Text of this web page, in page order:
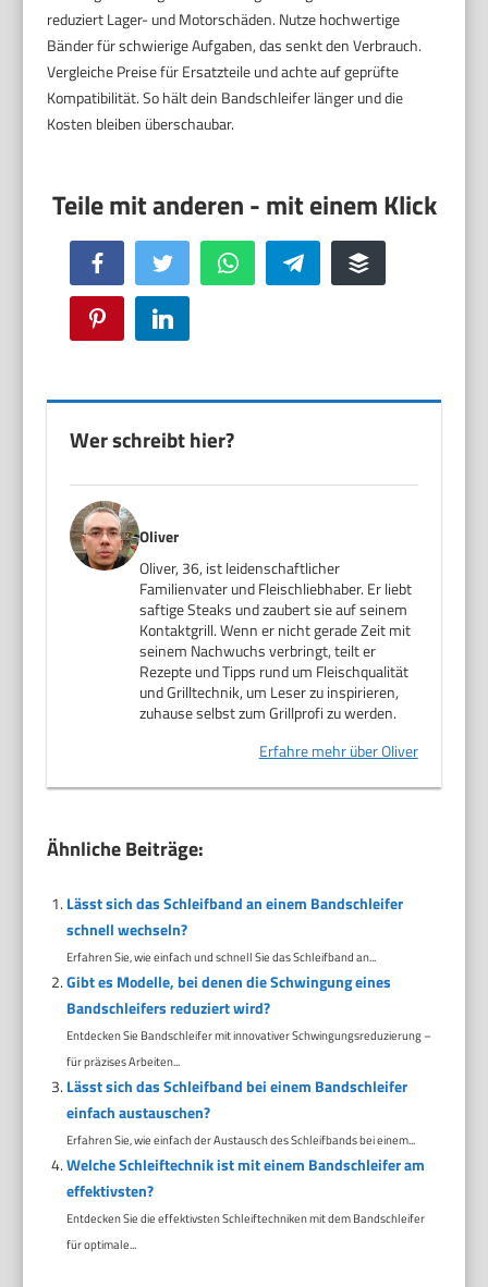
reduziert Lager- und Motorschäden. Nutze hochwertige
Bänder für schwierige Aufgaben, das senkt den Verbrauch.
Vergleiche Preise für Ersatzteile und achte auf geprüfte
Kompatibilität. So hält dein Bandschleifer länger und die
Kosten bleiben überschaubar.
Facebook Twitter WhatsApp Telegram Buffer
Pinterest LinkedIn
Wer schreibt hier?
Oliver
Oliver, 36, ist leidenschaftlicher
Familienvater und Fleischliebhaber. Er liebt
saftige Steaks und zaubert sie auf seinem
Kontaktgrill. Wenn er nicht gerade Zeit mit
seinem Nachwuchs verbringt, teilt er
Rezepte und Tipps rund um Fleischqualität
und Grilltechnik, um Leser zu inspirieren,
zuhause selbst zum Grillprofi zu werden.
Erfahre mehr über Oliver
Ähnliche Beiträge:
Lässt sich das Schleifband an einem Bandschleifer
schnell wechseln?
Erfahren Sie, wie einfach und schnell Sie das Schleifband an...
Gibt es Modelle, bei denen die Schwingung eines
Bandschleifers reduziert wird?
Entdecken Sie Bandschleifer mit innovativer Schwingungsreduzierung –
für präzises Arbeiten...
Lässt sich das Schleifband bei einem Bandschleifer
einfach austauschen?
Erfahren Sie, wie einfach der Austausch des Schleifbands bei einem...
Welche Schleiftechnik ist mit einem Bandschleifer am
effektivsten?
Entdecken Sie die effektivsten Schleiftechniken mit dem Bandschleifer
für optimale...